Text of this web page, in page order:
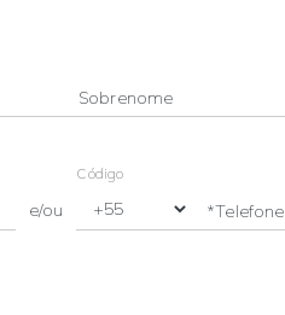
Sobrenome
e/ou
Código
*Telefone